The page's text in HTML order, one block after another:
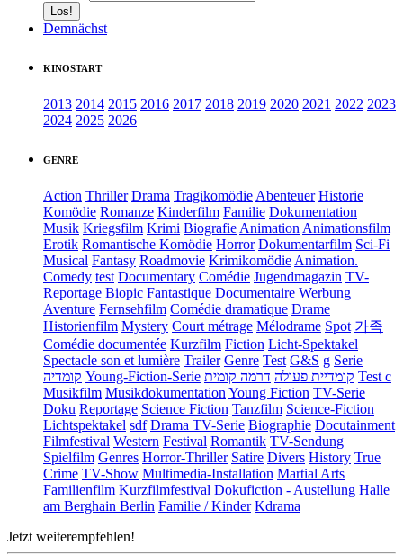
Demnächst
KINOSTART
2013 2014 2015 2016 2017 2018 2019 2020 2021 2022 2023
2024 2025 2026
GENRE
Action Thriller Drama Tragikomödie Abenteuer Historie
Komödie Romanze Kinderfilm Familie Dokumentation
Musik Kriegsfilm Krimi Biografie Animation Animationsfilm
Erotik Romantische Komödie Horror Dokumentarfilm Sci-Fi
Musical Fantasy Roadmovie Krimikomödie Animation.
Comedy test Documentary Comédie Jugendmagazin TV-
Reportage Biopic Fantastique Documentaire Werbung
Aventure Fernsehfilm Comédie dramatique Drame
Historienfilm Mystery Court métrage Mélodrame Spot 가족
Comédie documentée Kurzfilm Fiction Licht-Spektakel
Spectacle son et lumière Trailer Genre Test G&S g Serie
קומדיה Young-Fiction-Serie קומדיית פעולה דרמה קומית
Test c
Musikfilm Musikdokumentation Young Fiction TV-Serie
Doku Reportage Science Fiction Tanzfilm Science-Fiction
Lichtspektakel sdf Drama TV-Serie Biographie Docutainment
Filmfestival Western Festival Romantik TV-Sendung
Spielfilm Genres Horror-Thriller Satire Divers History True
Crime TV-Show Multimedia-Installation Martial Arts
Familienfilm Kurzfilmfestival Dokufiction - Austellung Halle
am Berghain Berlin Familie / Kinder Kdrama
Jetzt weiterempfehlen!